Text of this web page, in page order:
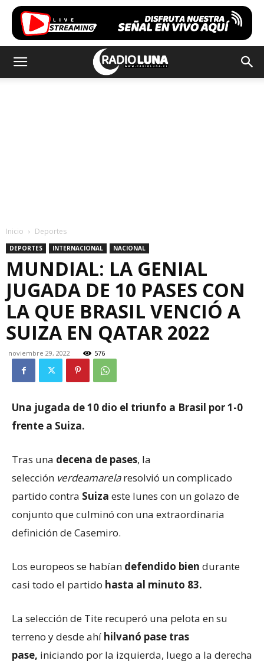
Inicio Deportes
DEPORTES INTERNACIONAL NACIONAL
MUNDIAL: LA GENIAL
JUGADA DE 10 PASES CON
LA QUE BRASIL VENCIÓ A
SUIZA EN QATAR 2022
noviembre 29, 2022 576
Una jugada de 10 dio el triunfo a Brasil por 1-0
frente a Suiza.
Tras una decena de pases, la
selección verdeamarelaresolvió un complicado
partido contra Suiza este lunes con un golazo de
conjunto que culminó con una extraordinaria
definición de Casemiro.
Los europeos se habían defendido bien durante
casi todo el partido hasta al minuto 83.
La selección de Tite recuperó una pelota en su
terreno y desde ahí hilvanó pase tras
pase, iniciando por la izquierda, luego a la derecha